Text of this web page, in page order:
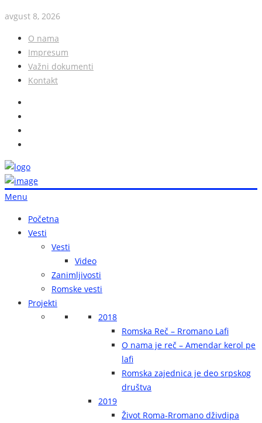
avgust 8, 2026
O nama
Impresum
Važni dokumenti
Kontakt
Menu
Početna
Vesti
Vesti
Video
Zanimljivosti
Romske vesti
Projekti
2018
Romska Reč – Rromano Lafi
O nama je reč – Amendar kerol pe
lafi
Romska zajednica je deo srpskog
društva
2019
Život Roma-Rromano dživdipa